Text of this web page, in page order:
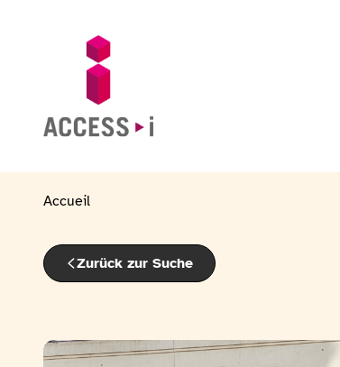
Accueil
Zurück zur Suche
Bildergalerie ansehen